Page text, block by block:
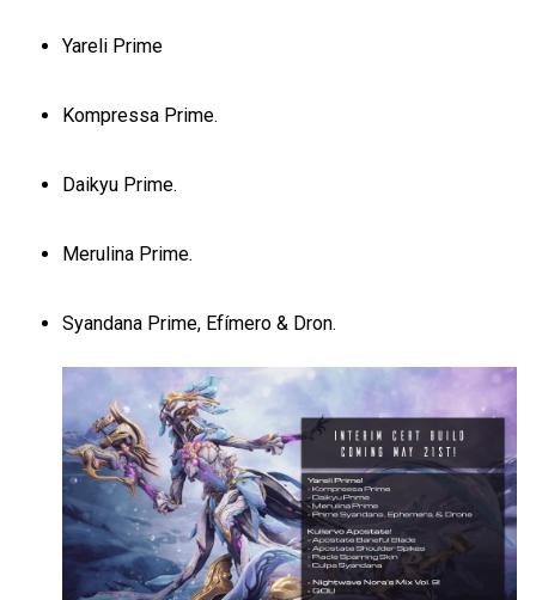
Yareli Prime
Kompressa Prime.
Daikyu Prime.
Merulina Prime.
Syandana Prime, Efímero & Dron.